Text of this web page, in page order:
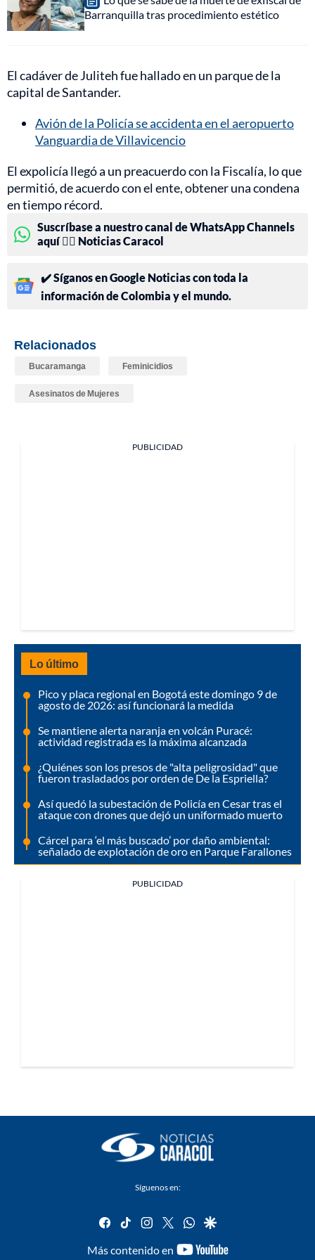
Barranquilla tras procedimiento estético
El cadáver de Juliteh fue hallado en un parque de la
capital de Santander.
Avión de la Policía se accidenta en el aeropuerto
Vanguardia de Villavicencio
El expolicía llegó a un preacuerdo con la Fiscalía, lo que
permitió, de acuerdo con el ente, obtener una condena
en tiempo récord.
Suscríbase a nuestro canal de WhatsApp Channels
aquí 👉🏻 Noticias Caracol
✔️ Síganos en Google Noticias con toda la
información de Colombia y el mundo.
Relacionados
Bucaramanga Feminicidios
Asesinatos de Mujeres
PUBLICIDAD
Lo último
Pico y placa regional en Bogotá este domingo 9 de
agosto de 2026: así funcionará la medida
Se mantiene alerta naranja en volcán Puracé:
actividad registrada es la máxima alcanzada
¿Quiénes son los presos de "alta peligrosidad" que
fueron trasladados por orden de De la Espriella?
Así quedó la subestación de Policía en Cesar tras el
ataque con drones que dejó un uniformado muerto
Cárcel para ‘el más buscado’ por daño ambiental:
señalado de explotación de oro en Parque Farallones
PUBLICIDAD
Síguenos en:
facebook
tiktok instagram
twitterwhatsapp
google
Más contenido en
youtube-